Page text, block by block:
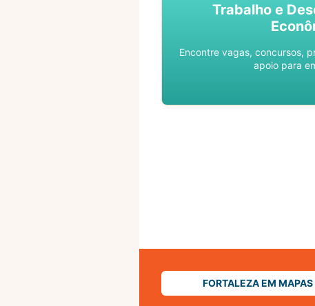
Trabalho e
Encontre vagas, concursos,
apoio para
FORTALEZA EM MAPAS